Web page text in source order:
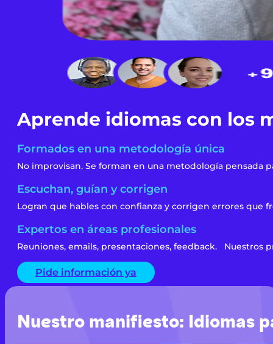
Aprende idiomas con los
Formados en una metodología única
No improvisan. Se forman en una metodología pensada
Escuchan, guían y corrigen
Logran que hables con confianza y corrigen errores que
Expertos en áreas profesionales
Reuniones, emails, presentaciones, feedback. Nuestros
Pide información ya
Nuestro manifiesto: Idiomas